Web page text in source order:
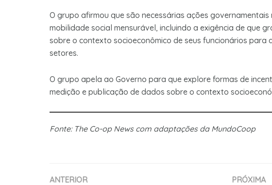
O grupo afirmou que são necessárias ações
mobilidade social mensurável, incluindo a exigência de que
sobre o contexto socioeconômico de seus funcionários para
setores.
O grupo apela ao Governo para que explore formas de
medição e publicação de dados sobre o contexto
Fonte: The Co-op News com adaptações da MundoCoop
ANTERIOR
PRÓXIMA